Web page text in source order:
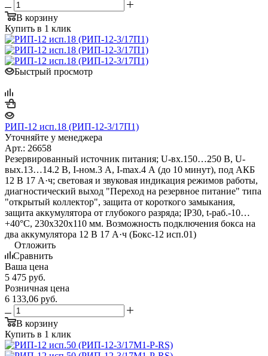
В корзину
Купить в 1 клик
Быстрый просмотр
РИП-12 исп.18 (РИП-12-3/17П1)
Уточняйте у менеджера
Арт.: 26658
Резервированный источник питания; U-вх.150…250 В, U-
вых.13…14.2 В, I-ном.3 А, I-max.4 А (до 10 минут), под АКБ
12 В 17 А·ч; световая и звуковая индикация режимов работы,
диагностический выход "Переход на резервное питание" типа
"открытый коллектор", защита от короткого замыкания,
защита аккумулятора от глубокого разряда; IP30, t-раб.-10…
+40°С, 230х320х110 мм. Возможность подключения бокса на
два аккумулятора 12 В 17 А·ч (Бокс-12 исп.01)
Отложить
Сравнить
Ваша цена
5 475 руб.
Розничная цена
6 133,06 руб.
В корзину
Купить в 1 клик